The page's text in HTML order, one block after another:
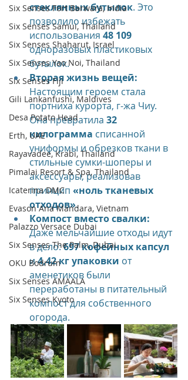
Six Senses Fort Barwara, India
Six Senses Samui, Thailand
Six Senses Shaharut, Israel
Six Senses Yao Noi, Thailand
Six Senses Fiji
Gili Lankanfushi, Maldives
Desa Potato Head
Erth, UAE
Rayavadee, Krabi, Thailand
Pimalai Resort & Spa, Thailand
Icaterina DMC
Evason Ana Mandara, Vietnam
Palazzo Versace Dubai
Six Senses The Palm, Dubai
OKU Bodrum
Six Senses AMAALA
Six Senses Kyoto
стеклянных бутылок. Это
позволило избежать
использования 48 109
одноразовых пластиковых
бутылок.
Вторая жизнь вещей:
Настоящим героем стала
портниха курорта, г-жа Чиу.
Она превратила 32
килограмма списанной
униформы и обрезков ткани в
стильные сумки-шоперы и
аксессуары, реализовав
принцип «ноль тканевых
отходов».
Компост вместо свалки:
Даже мельчайшие отходы идут
в дело: 697 кофейных капсул
и 4,42 кг упаковки от
аменетиков были
переработаны в питательный
компост для собственного
огорода.